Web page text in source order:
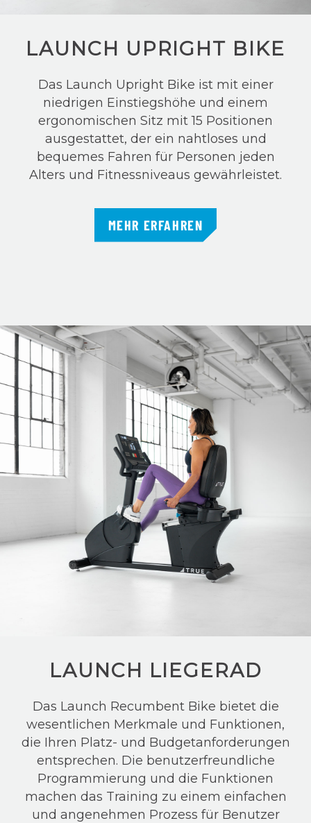
LAUNCH UPRIGHT BIKE
Das Launch Upright Bike ist mit einer
niedrigen Einstiegshöhe und einem
ergonomischen Sitz mit 15 Positionen
ausgestattet, der ein nahtloses und
bequemes Fahren für Personen jeden
Alters und Fitnessniveaus gewährleistet.
MEHR ERFAHREN
LAUNCH LIEGERAD
Das Launch Recumbent Bike bietet die
wesentlichen Merkmale und Funktionen,
die Ihren Platz- und Budgetanforderungen
entsprechen. Die benutzerfreundliche
Programmierung und die Funktionen
machen das Training zu einem einfachen
und angenehmen Prozess für Benutzer